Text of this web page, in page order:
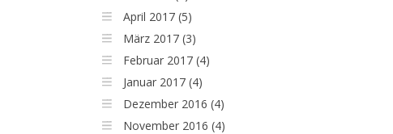
April 2017 (5)
März 2017 (3)
Februar 2017 (4)
Januar 2017 (4)
Dezember 2016 (4)
November 2016 (4)